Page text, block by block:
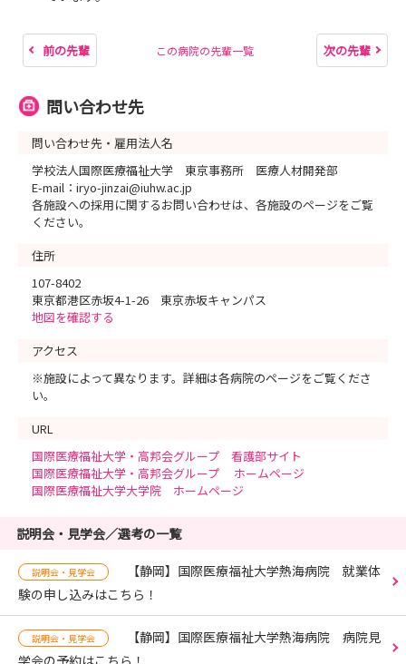
前の先輩 この病院の先輩一覧 次の先輩
問い合わせ先
問い合わせ先・雇用法人名
学校法人国際医療福祉大学 東京事務所 医療人材開発部
E-mail：iryo-jinzai@iuhw.ac.jp
各施設への採用に関するお問い合わせは、各施設のページをご覧
ください。
住所
107-8402
東京都港区赤坂4-1-26 東京赤坂キャンパス
地図を確認する
アクセス
※施設によって異なります。詳細は各病院のページをご覧くださ
い。
URL
国際医療福祉大学・高邦会グループ 看護部サイト
国際医療福祉大学・高邦会グループ ホームページ
国際医療福祉大学大学院 ホームページ
説明会・見学会／選考の一覧
説明会・見学会
【静岡】国際医療福祉大学熱海病院 就業体
験の申し込みはこちら！
説明会・見学会
【静岡】国際医療福祉大学熱海病院 病院見
学会の予約はこちら！